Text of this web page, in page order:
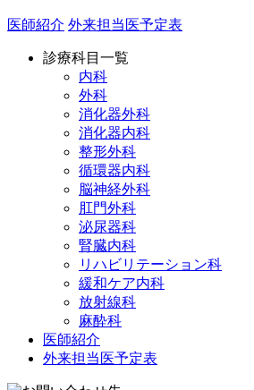
医師紹介 外来担当医予定表
診療科目一覧
内科
外科
消化器外科
消化器内科
整形外科
循環器内科
脳神経外科
肛門外科
泌尿器科
腎臓内科
リハビリテーション科
緩和ケア内科
放射線科
麻酔科
医師紹介
外来担当医予定表